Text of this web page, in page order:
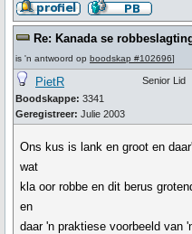
Re: Kanada se
is 'n antwoord op boodskap #102696]
PietR
Boodskappe: 3341
Geregistreer: Julie 2003
Senior Lid
Ons kus is lank en groot en
wat
kla oor robbe en dit berus
en
daar 'n praktiese voorbeeld van